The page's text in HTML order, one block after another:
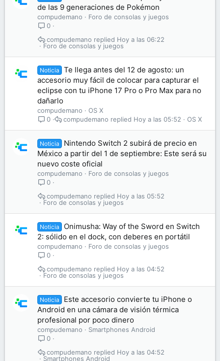
de las 9 generaciones de Pokémon
compudemano
Foro de consolas y juegos
0
Foro de consolas y juegos
Hoy a las 06:22
compudemano
Noticia
Te llega antes del 12 de agosto: un
accesorio muy fácil de colocar para capturar el
eclipse con tu iPhone 17 Pro o Pro Max para no
dañarlo
compudemano
OS X
0
OS X
Hoy a las 05:52
compudemano
Noticia
Nintendo Switch 2 subirá de precio en
México a partir del 1 de septiembre: Este será su
nuevo coste oficial
compudemano
Foro de consolas y juegos
0
Foro de consolas y juegos
Hoy a las 05:52
compudemano
Noticia
Onimusha: Way of the Sword en Switch
2: sólido en el dock, con deberes en portátil
compudemano
Foro de consolas y juegos
0
Foro de consolas y juegos
Hoy a las 04:52
compudemano
Noticia
Este accesorio convierte tu iPhone o
Android en una cámara de visión térmica
profesional por poco dinero
compudemano
Smartphones Android
0
Smartphones Android
Hoy a las 04:52
compudemano